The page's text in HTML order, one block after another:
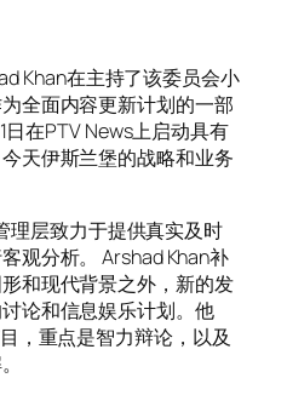
Khan在主持了该委员会小
全面内容更新计划的一部
在PTV News上启动具有
天伊斯兰堡的战略和业务
理层致力于提供真实及时
观分析。 Arshad Khan补
和现代背景之外，新的发
论和信息娱乐计划。他
，重点是智力辩论，以及